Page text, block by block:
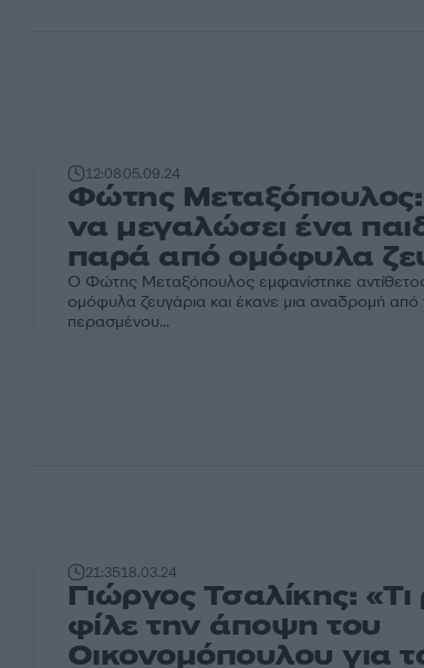
12:0805.09.24
Φώτης
να μεγαλώσει ένα
παρά από ομόφυλα
Ο Φώτης Μεταξόπουλος εμφανίστηκε
ομόφυλα ζευγάρια και έκανε μια αναδρομή από
περασμένου...
21:3518.03.24
Γιώργος Τσαλίκης:
φίλε την άποψη του
Οικονομόπουλου για